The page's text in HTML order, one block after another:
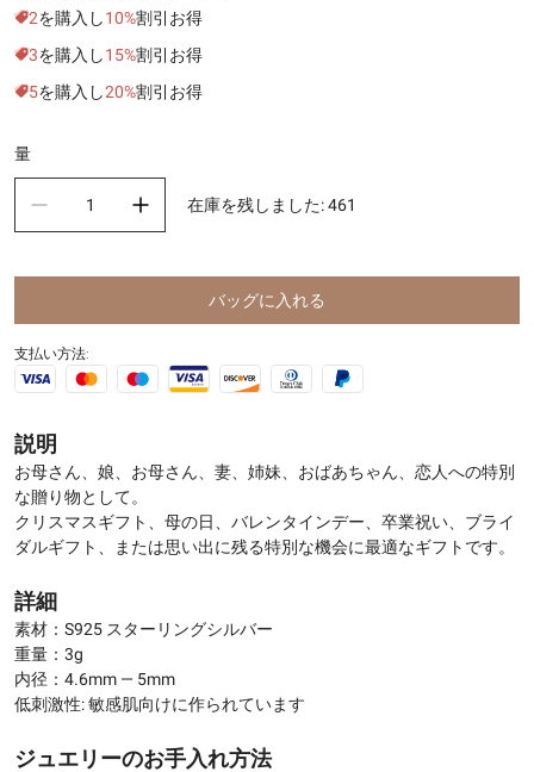
2を購入し10%割引お得
3を購入し15%割引お得
5を購入し20%割引お得
量
在庫を残しました:461
バッグに入れる
支払い方法:
説明
お母さん、娘、お母さん、妻、姉妹、おばあちゃん、恋人への特別
な贈り物として。
クリスマスギフト、母の日、バレンタインデー、卒業祝い、ブライ
ダルギフト、または思い出に残る特別な機会に最適なギフトです。
詳細
素材：S925 スターリングシルバー
重量：3g
内径：4.6mm — 5mm
低刺激性: 敏感肌向けに作られています
ジュエリーのお手入れ方法